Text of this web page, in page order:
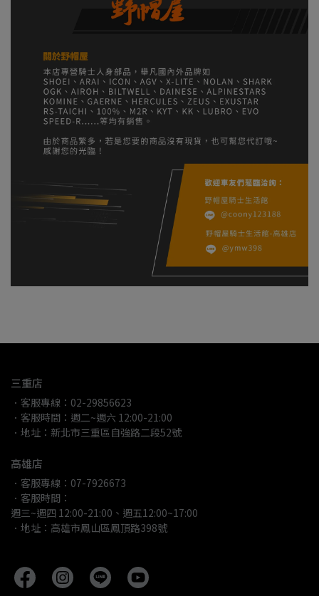
三重店
．客服專線：02-29856623
．客服時間：週二~週六 12:00-21:00
．地址：新北市三重區自強路二段52號
高雄店
．客服專線：07-7926673
．客服時間：
週三~週四 12:00-21:00、週五12:00~17:00
．地址：高雄市鳳山區鳳頂路398號